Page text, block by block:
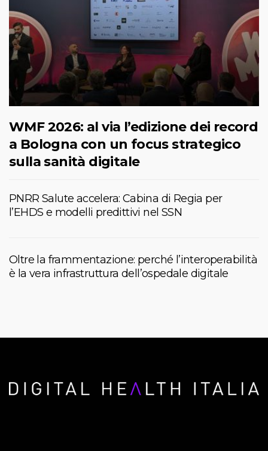
WMF 2026: al via l’edizione dei record
a Bologna con un focus strategico
sulla sanità digitale
PNRR Salute accelera: Cabina di Regia per
l’EHDS e modelli predittivi nel SSN
Oltre la frammentazione: perché l’interoperabilità
è la vera infrastruttura dell’ospedale digitale